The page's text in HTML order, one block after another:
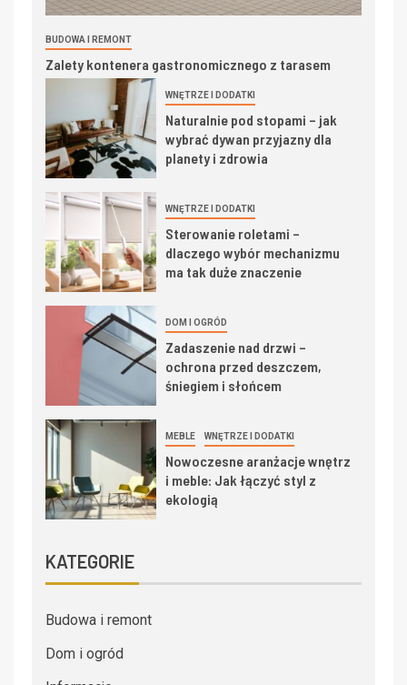
BUDOWA I REMONT
Zalety kontenera gastronomicznego z tarasem
WNĘTRZE I DODATKI
Naturalnie pod stopami – jak
wybrać dywan przyjazny dla
planety i zdrowia
WNĘTRZE I DODATKI
Sterowanie roletami –
dlaczego wybór mechanizmu
ma tak duże znaczenie
DOM I OGRÓD
Zadaszenie nad drzwi –
ochrona przed deszczem,
śniegiem i słońcem
MEBLE WNĘTRZE I DODATKI
Nowoczesne aranżacje wnętrz
i meble: Jak łączyć styl z
ekologią
KATEGORIE
Budowa i remont
Dom i ogród